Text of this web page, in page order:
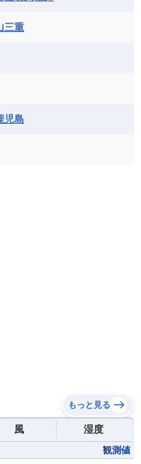
モンテネグロ
リヒテンシュタイン
和国
チ共和国
ル
ブルキナファソ
三重
児島
もっと見る
風 湿度
観測値